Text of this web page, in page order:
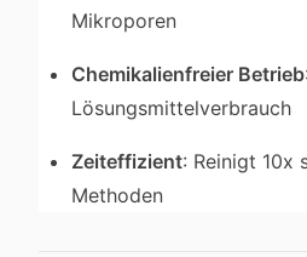
Mikroporen
Chemikalienfreier Betrieb
Lösungsmittelverbrauch
Zeiteffizient: Reinigt 10x
Methoden